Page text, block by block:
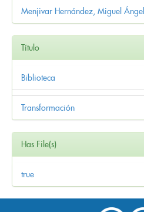
Menjivar Hernández, Miguel Ángel
Título
Biblioteca
Transformación
Has File(s)
true